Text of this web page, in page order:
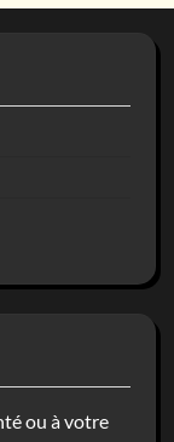
ou à votre